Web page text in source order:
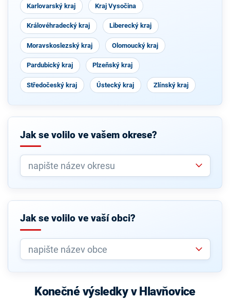
Karlovarský kraj Kraj Vysočina
Královéhradecký kraj Liberecký kraj
Moravskoslezský kraj Olomoucký kraj
Pardubický kraj Plzeňský kraj
Středočeský kraj Ústecký kraj Zlínský kraj
Jak se volilo ve vašem okrese?
Jak se volilo ve vaší obci?
Konečné výsledky v Hlavňovice